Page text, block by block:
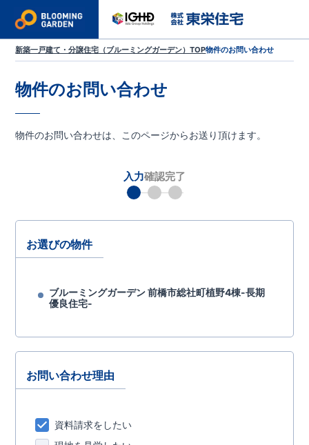
新築一戸建て・分譲住宅（ブルーミングガーデン）TOP物件のお問い合わせ
物件のお問い合わせ
物件のお問い合わせは、このページからお送り頂けます。
お選びの物件
ブルーミングガーデン 前橋市総社町植野4棟-長期
優良住宅-
お問い合わせ理由
資料請求をしたい
入力確認完了